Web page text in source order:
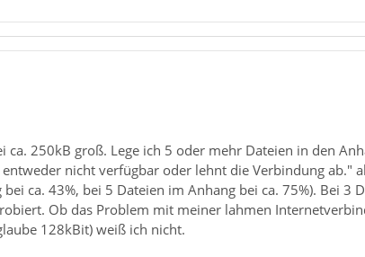
ca. 250kB groß. Lege ich 5 oder mehr Dateien in den
nicht verfügbar oder lehnt die Verbindung ab."
ca. 43%, bei 5 Dateien im Anhang bei ca. 75%). Bei 3
Ob das Problem mit meiner lahmen
128kBit) weiß ich nicht.